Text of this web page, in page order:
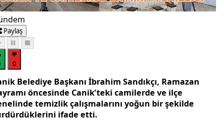
Paylaş
0
Belediye Başkanı İbrahim Sandıkçı, Ramazan
öncesinde Canik’teki camilerde ve ilçe
temizlik çalışmalarını yoğun bir şekilde
ifade etti.